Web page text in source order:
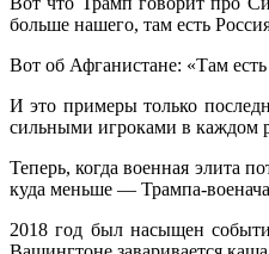
больше нашего, там есть
Вот об Афганистане: «Там
И это примеры только
сильными игроками в каждом
Теперь, когда военная элита
куда меньше — Трампа-
2018 год был насыщен